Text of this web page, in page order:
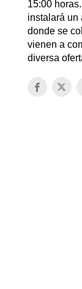
15:00
instalará un
donde se
vienen a
diversa